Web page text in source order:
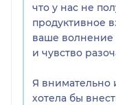
что у нас не
продуктивное
ваше волнение
и чувство
Я внимательно
хотела бы